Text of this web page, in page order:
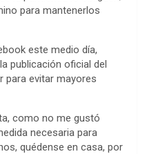
para mantenerlos
este medio día,
publicación oficial del
para evitar mayores
como no me gustó
necesaria para
quédense en casa, por